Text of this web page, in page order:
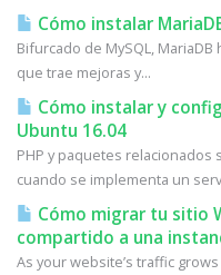
Cómo instalar
Bifurcado de MySQL,
que trae mejoras y...
Cómo instalar y
Ubuntu 16.04
PHP y paquetes
cuando se implementa un
Cómo migrar tu sitio
compartido a una
As your website’s traffic